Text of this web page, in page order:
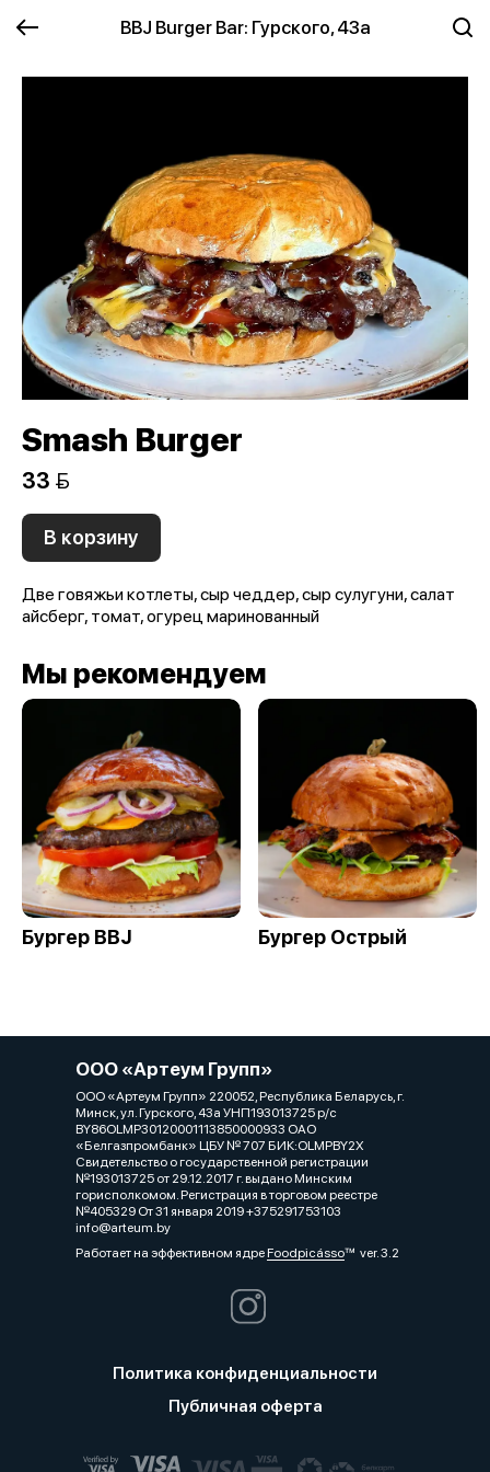
BBJ Burger Bar: Гурского, 43а
Smash Burger
33 
В корзину
Две говяжьи котлеты, сыр чеддер, сыр сулугуни, салат
айсберг, томат, огурец маринованный
Мы рекомендуем
Бургер BBJ Бургер Острый
ООО «Артеум Групп»
ООО «Артеум Групп» 220052, Республика Беларусь, г.
Минск, ул. Гурского, 43а УНП193013725 р/с
BY86OLMP30120001113850000933 ОАО
«Белгазпромбанк» ЦБУ № 707 БИК:OLMPBY2X
Свидетельство о государственной регистрации
№193013725 от 29.12.2017 г. выдано Минским
горисполкомом. Регистрация в торговом реестре
№405329 От 31 января 2019 +375291753103
info@arteum.by
Работает на эффективном ядреFoodpicássover. 3.2
Политика конфиденциальности
Публичная оферта